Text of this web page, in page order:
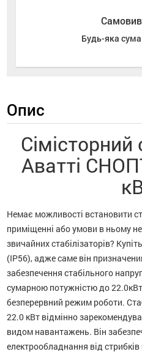
Будь-яка
Опис
Сімісторний
Аватті
Немає можливості встановити
приміщенні або умови в ньому
звичайних стабілізаторів?
(IP56), адже саме він
забезпечення стабільного
сумарною потужністю до
безперервний режим роботи.
22.0 кВт відмінно
видом навантажень. Він
електрообладнання від